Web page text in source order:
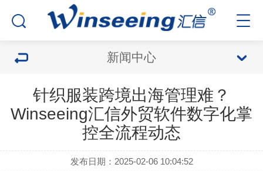
新闻中心
针织服装跨境出海管理难？
Winseeing汇信外贸软件数字化掌
控全流程动态
发布日期：2025-02-06 10:04:52